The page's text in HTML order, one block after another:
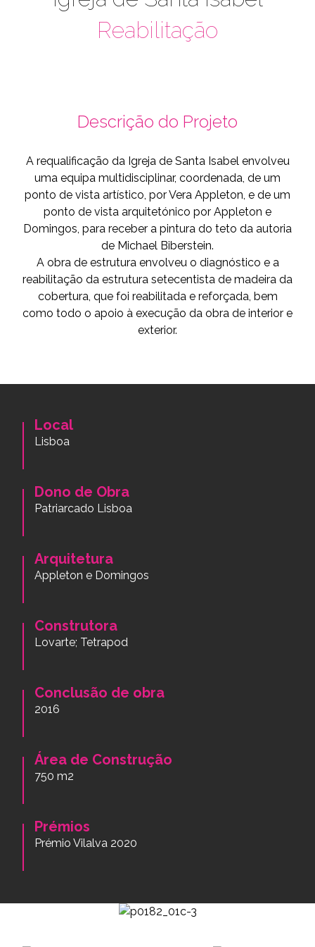
Reabilitação
Descrição do Projeto
A requalificação da Igreja de Santa Isabel envolveu
uma equipa multidisciplinar, coordenada, de um
ponto de vista artístico, por Vera Appleton, e de um
ponto de vista arquitetónico por Appleton e
Domingos, para receber a pintura do teto da autoria
de Michael Biberstein.
A obra de estrutura envolveu o diagnóstico e a
reabilitação da estrutura setecentista de madeira da
cobertura, que foi reabilitada e reforçada, bem
como todo o apoio à execução da obra de interior e
exterior.
Local
Lisboa
Dono de Obra
Patriarcado Lisboa
Arquitetura
Appleton e Domingos
Construtora
Lovarte; Tetrapod
Conclusão de obra
2016
Área de Construção
750 m2
Prémios
Prémio Vilalva 2020